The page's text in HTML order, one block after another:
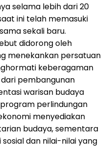
selama lebih dari 20
ini telah memasuki
sekali baru.
didorong oleh
menekankan persatuan
keberagaman
pembangunan
warisan budaya
perlindungan
menyediakan
budaya, sementara
dan nilai-nilai yang